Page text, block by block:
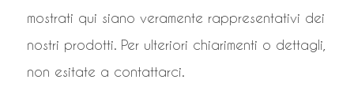
mostrati qui siano veramente rappresentativi dei
nostri prodotti. Per ulteriori chiarimenti o dettagli,
non esitate a contattarci.